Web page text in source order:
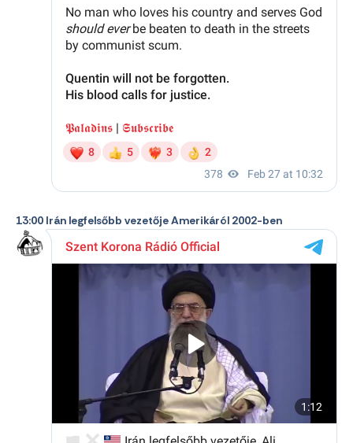
13:00 Irán legfelsőbb vezetője Amerikáról 2002-ben